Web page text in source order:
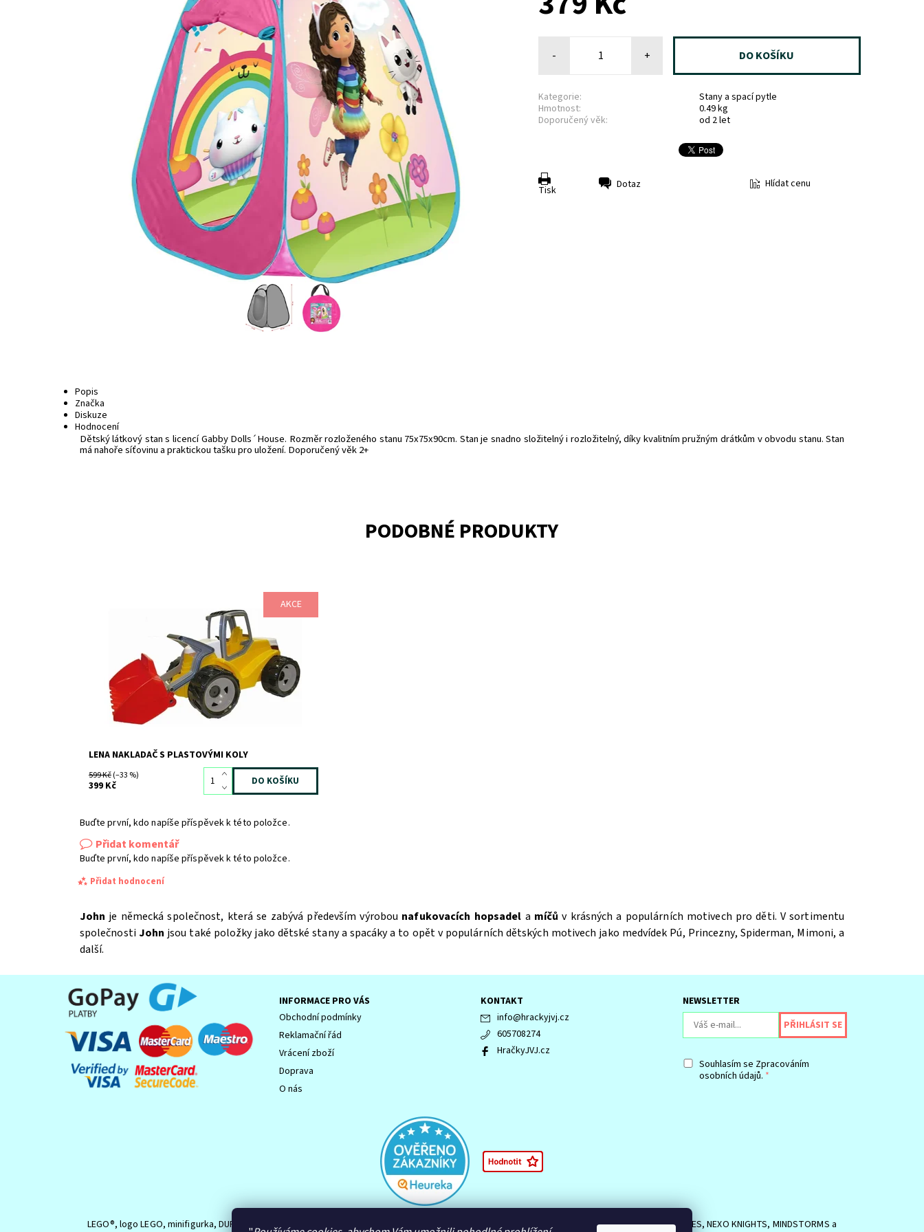
- +
Kategorie:
Stany a spací pytle
Hmotnost:
0.49 kg
Doporučený věk:
od 2 let
Tisk Dotaz Hlídat cenu
Popis
Značka
Diskuze
Hodnocení
Dětský látkový stan s licencí Gabby Dolls´House. Rozměr rozloženého stanu 75x75x90cm. Stan je snadno složitelný i rozložitelný, díky kvalitním pružným drátkům v obvodu stanu. Stan
má nahoře síťovinu a praktickou tašku pro uložení. Doporučený věk 2+
PODOBNÉ PRODUKTY
AKCE
Plně funkční nakladač s plastovými koly.
Skladem
LENA
LENA NAKLADAČ S PLASTOVÝMI KOLY
599 Kč(–33 %)
399 Kč
Buďte první, kdo napíše příspěvek k této položce.
Přidat komentář
Buďte první, kdo napíše příspěvek k této položce.
Přidat hodnocení
Souhlasím seZpracováním osobních údajů.
John je německá společnost, která se zabývá především výrobou nafukovacích hopsadel a míčů v krásných a populárních motivech pro děti. V sortimentu
společnostiJohn jsou také položky jako dětské stany a spacáky a to opět v populárních dětských motivech jako medvídek Pú, Princezny, Spiderman, Mimoni, a
další.
INFORMACE PRO VÁS
Obchodní podmínky
Reklamační řád
Vrácení zboží
Doprava
O nás
KONTAKT
info@hrackyjvj.cz
605708274
HračkyJVJ.cz
NEWSLETTER
Souhlasím se Zpracováním
osobních údajů.
LEGO®, logo LEGO, minifigurka, DUPLO, logo DUPLO, LEGENDS OF CHIMA, NINJAGO, logo NINJAGO, logo FRIENDS, logo HIDDEN SIDE, logo MINIFIGURES, NEXO KNIGHTS, MINDSTORMS a